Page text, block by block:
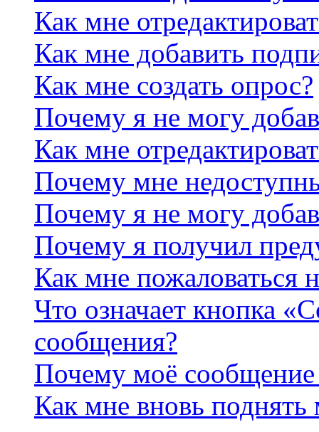
Как мне
Как мне добавить
Как мне создать опрос?
Почему я не могу
Как мне
Почему мне
Почему я не могу
Почему я получил
Как мне пожаловаться
Что означает кнопка
сообщения?
Почему моё сообщение
Как мне вновь